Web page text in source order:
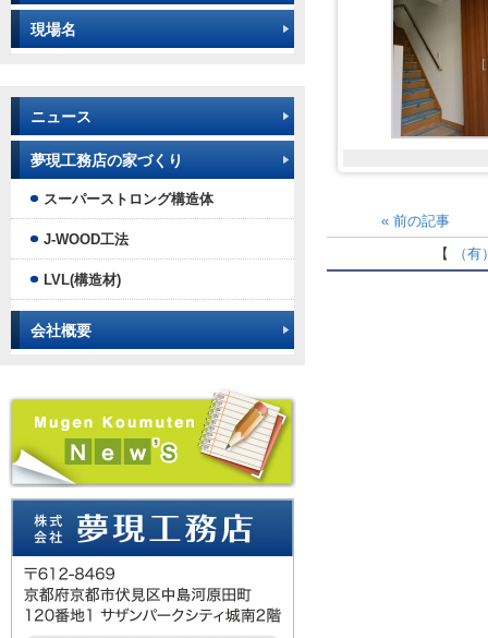
« 前の記事
【
（
現場名
ニュース
夢現工務店の家づくり
スーパーストロング構造体
J-WOOD工法
LVL(構造材)
会社概要